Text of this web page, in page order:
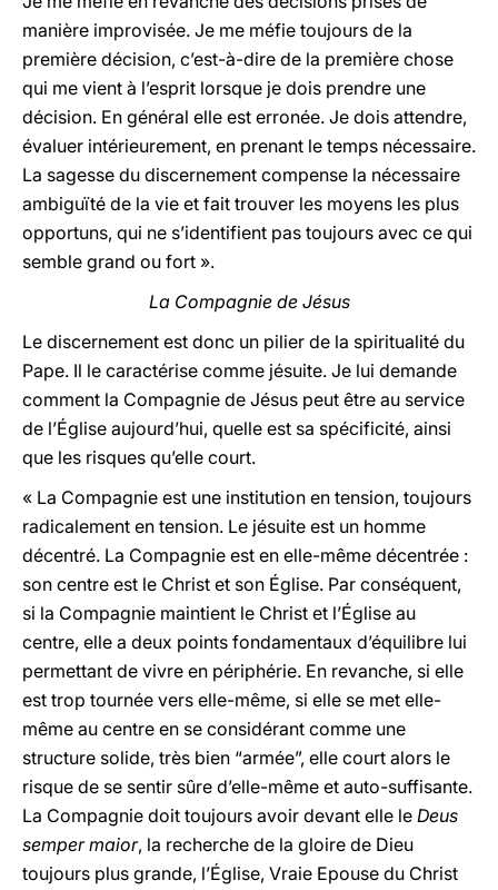
manière improvisée. Je me méfie toujours de la
première décision, c’est-à-dire de la première chose
qui me vient à l’esprit lorsque je dois prendre une
décision. En général elle est erronée. Je dois attendre,
évaluer intérieurement, en prenant le temps nécessaire.
La sagesse du discernement compense la nécessaire
ambiguïté de la vie et fait trouver les moyens les plus
opportuns, qui ne s’identifient pas toujours avec ce qui
semble grand ou fort ».
La Compagnie de Jésus
Le discernement est donc un pilier de la spiritualité du
Pape. Il le caractérise comme jésuite. Je lui demande
comment la Compagnie de Jésus peut être au service
de l’Église aujourd’hui, quelle est sa spécificité, ainsi
que les risques qu’elle court.
« La Compagnie est une institution en tension, toujours
radicalement en tension. Le jésuite est un homme
décentré. La Compagnie est en elle-même décentrée :
son centre est le Christ et son Église. Par conséquent,
si la Compagnie maintient le Christ et l’Église au
centre, elle a deux points fondamentaux d’équilibre lui
permettant de vivre en périphérie. En revanche, si elle
est trop tournée vers elle-même, si elle se met elle-
même au centre en se considérant comme une
structure solide, très bien “armée”, elle court alors le
risque de se sentir sûre d’elle-même et auto-suffisante.
La Compagnie doit toujours avoir devant elle le Deus
semper maior, la recherche de la gloire de Dieu
toujours plus grande, l’Église, Vraie Epouse du Christ